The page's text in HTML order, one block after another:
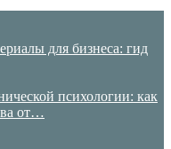
для бизнеса: гид
психологии: как
от…